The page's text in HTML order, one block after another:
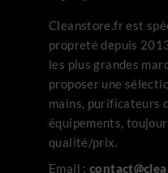
Cleanstore.fr est
propreté depuis
les plus grandes
proposer une
mains, purificateurs
équipements,
qualité/prix.
Email :